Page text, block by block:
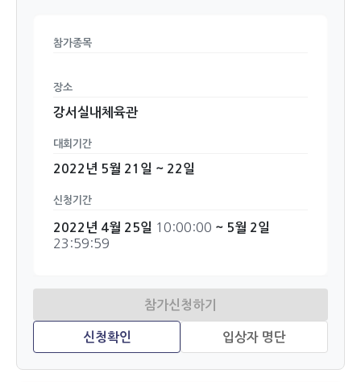
참가종목
장소
강서실내체육관
대회기간
2022년 5월 21일 ~ 22일
신청기간
2022년 4월 25일 10:00:00 ~ 5월 2일
23:59:59